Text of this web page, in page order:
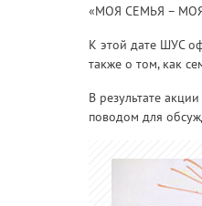
«МОЯ СЕМЬЯ – МОЯ
К этой дате ШУС
также о том, как
В результате
поводом для